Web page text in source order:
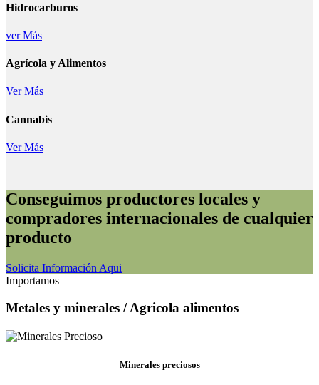
Hidrocarburos
ver Más
Agrícola y Alimentos
Ver Más
Cannabis
Ver Más
Conseguimos productores locales y
compradores internacionales de cualquier
producto
Solicita Información Aqui
Importamos
Metales y minerales / Agricola alimentos
Minerales preciosos